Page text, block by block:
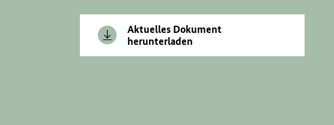
Aktuelles Dokument
herunterladen